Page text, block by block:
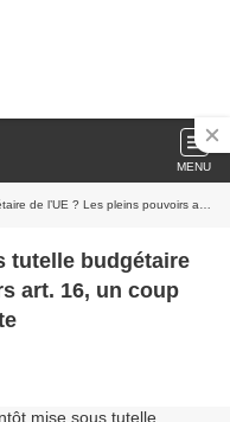
MENU
art. 16, un coup d'Etat préparé de longue date
tutelle budgétaire